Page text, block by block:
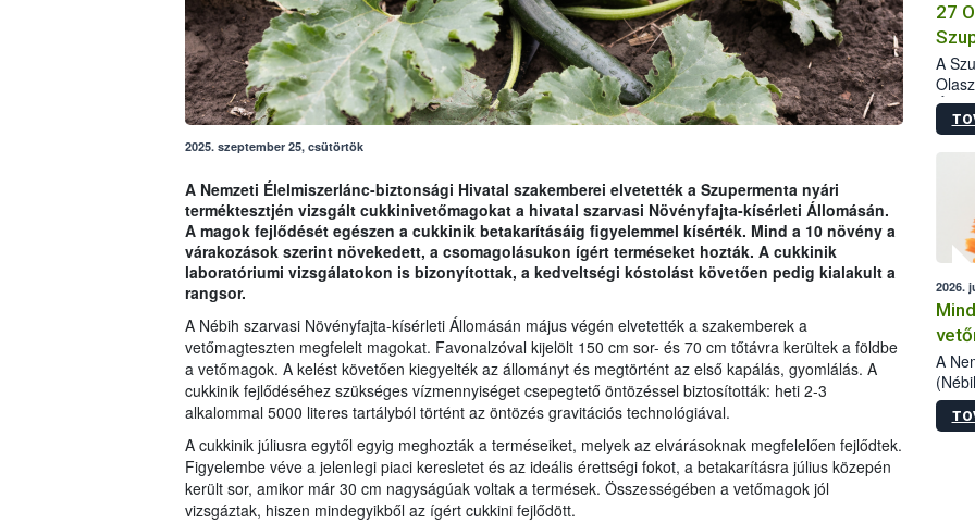
2025. szeptember 25, csütörtök
A Nemzeti Élelmiszerlánc-biztonsági Hivatal szakemberei elvetették a Szupermenta nyári
terméktesztjén vizsgált cukkinivetőmagokat a hivatal szarvasi Növényfajta-kísérleti Állomásán.
A magok fejlődését egészen a cukkinik betakarításáig figyelemmel kísérték. Mind a 10 növény a
várakozások szerint növekedett, a csomagolásukon ígért terméseket hozták. A cukkinik
laboratóriumi vizsgálatokon is bizonyítottak, a kedveltségi kóstolást követően pedig kialakult a
rangsor.
A Nébih szarvasi Növényfajta-kísérleti Állomásán május végén elvetették a szakemberek a
vetőmagteszten megfelelt magokat. Favonalzóval kijelölt 150 cm sor- és 70 cm tőtávra kerültek a földbe
a vetőmagok. A kelést követően kiegyelték az állományt és megtörtént az első kapálás, gyomlálás. A
cukkinik fejlődéséhez szükséges vízmennyiséget csepegtető öntözéssel biztosították: heti 2-3
alkalommal 5000 literes tartályból történt az öntözés gravitációs technológiával.
A cukkinik júliusra egytől egyig meghozták a terméseiket, melyek az elvárásoknak megfelelően fejlődtek.
Figyelembe véve a jelenlegi piaci keresletet és az ideális érettségi fokot, a betakarításra július közepén
került sor, amikor már 30 cm nagyságúak voltak a termések. Összességében a vetőmagok jól
vizsgáztak, hiszen mindegyikből az ígért cukkini fejlődött.
27
A
2026.
A